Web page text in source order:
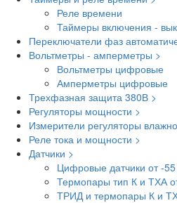
Реле времени
Таймеры включения -
Переключатели фаз
Вольтметры - амперметры >
Вольтметры цифровые
Амперметры цифровые
Трехфазная защита 380В >
Регуляторы мощности >
Измерители регуляторы
Реле тока и мощности >
Датчики >
Цифровые датчики от -
Термопары тип К и ТХА
ТРИД и термопары К и